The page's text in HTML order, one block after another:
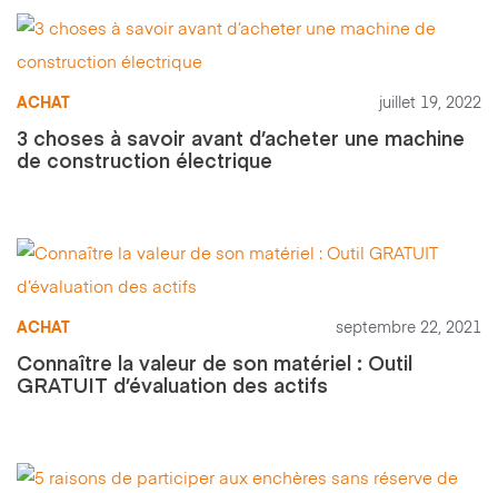
ACHAT juillet 19, 2022
3 choses à savoir avant d’acheter une machine
de construction électrique
ACHAT septembre 22, 2021
Connaître la valeur de son matériel : Outil
GRATUIT d’évaluation des actifs